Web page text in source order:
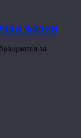
жизни
за